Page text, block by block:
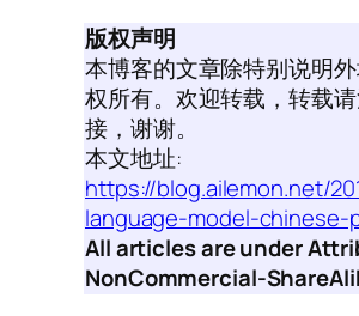
版权声明
本博客的文章除特别说明
权所有。欢迎转载，转载
接，谢谢。
本文地址:
https://blog.ailemon.net/
language-model-
All articles are under
NonCommercial-